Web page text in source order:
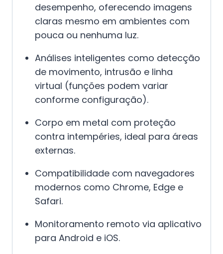
desempenho, oferecendo imagens
claras mesmo em ambientes com
pouca ou nenhuma luz.
Análises inteligentes como detecção
de movimento, intrusão e linha
virtual (funções podem variar
conforme configuração).
Corpo em metal com proteção
contra intempéries, ideal para áreas
externas.
Compatibilidade com navegadores
modernos como Chrome, Edge e
Safari.
Monitoramento remoto via aplicativo
para Android e iOS.